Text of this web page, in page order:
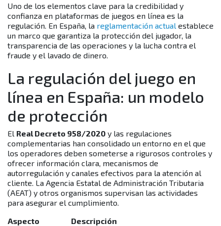
Uno de los elementos clave para la credibilidad y
confianza en plataformas de juegos en línea es la
regulación. En España, la reglamentación actual establece
un marco que garantiza la protección del jugador, la
transparencia de las operaciones y la lucha contra el
fraude y el lavado de dinero.
La regulación del juego en
línea en España: un modelo
de protección
El Real Decreto 958/2020 y las regulaciones
complementarias han consolidado un entorno en el que
los operadores deben someterse a rigurosos controles y
ofrecer información clara, mecanismos de
autorregulación y canales efectivos para la atención al
cliente. La Agencia Estatal de Administración Tributaria
(AEAT) y otros organismos supervisan las actividades
para asegurar el cumplimiento.
Aspecto
Descripción